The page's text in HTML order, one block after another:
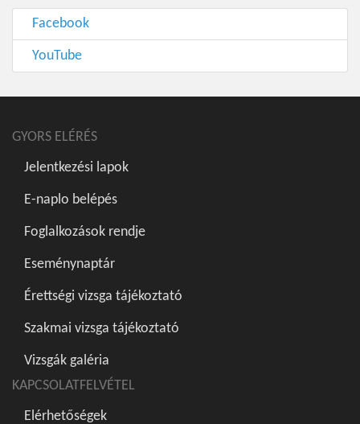
Facebook
YouTube
GYORS ELÉRÉS
Jelentkezési lapok
E-naplo belépés
Foglalkozások rendje
Eseménynaptár
Érettségi vizsga tájékoztató
Szakmai vizsga tájékoztató
Vizsgák galéria
KAPCSOLATFELVÉTEL
Elérhetőségek